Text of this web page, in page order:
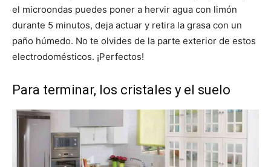
el microondas puedes poner a hervir agua con limón
durante 5 minutos, deja actuar y retira la grasa con un
paño húmedo. No te olvides de la parte exterior de estos
electrodomésticos. ¡Perfectos!
Para terminar, los cristales y el suelo